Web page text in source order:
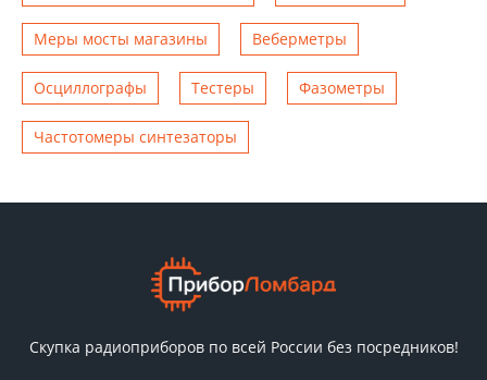
Меры мосты магазины Веберметры
Осциллографы Тестеры Фазометры
Чаcтотомеры синтезаторы
Скупка радиоприборов по всей России без посредников!